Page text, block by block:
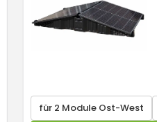
für 2 Module Ost-West